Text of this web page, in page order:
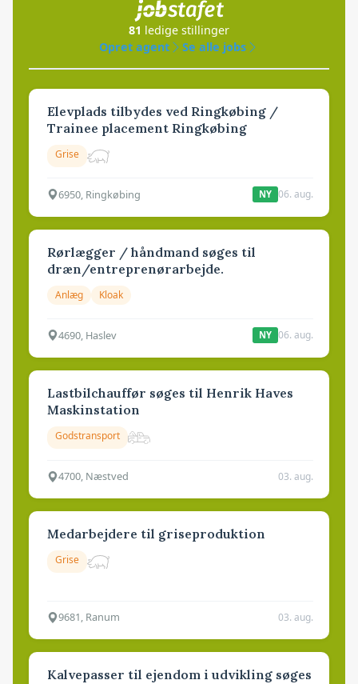
81 ledige stillinger
Opret agent
Se alle jobs
Elevplads tilbydes ved Ringkøbing /
Trainee placement Ringkøbing
Grise
6950, Ringkøbing NY 06. aug.
Rørlægger / håndmand søges til
dræn/entreprenørarbejde.
Anlæg Kloak
4690, Haslev NY 06. aug.
Lastbilchauffør søges til Henrik Haves
Maskinstation
Godstransport
4700, Næstved 03. aug.
Medarbejdere til griseproduktion
Grise
9681, Ranum 03. aug.
Kalvepasser til ejendom i udvikling søges